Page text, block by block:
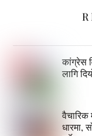
कांग्रेस
लागि
वैचारिक
धारमा,